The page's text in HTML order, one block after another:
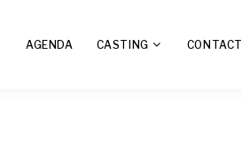
AGENDA CASTING CONTACT